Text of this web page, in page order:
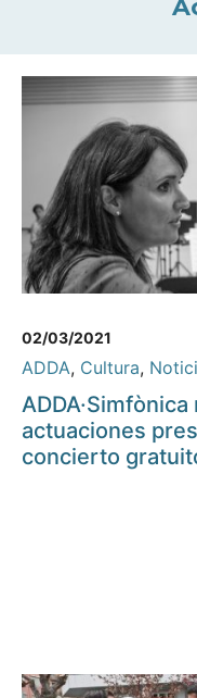
02/03/2021
ADDA, Cultura,
actuaciones
concierto